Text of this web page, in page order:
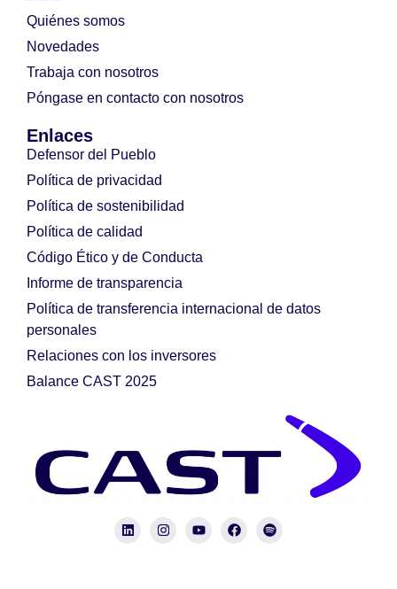
Quiénes somos
Novedades
Trabaja con nosotros
Póngase en contacto con nosotros
Enlaces
Defensor del Pueblo
Política de privacidad
Política de sostenibilidad
Política de calidad
Código Ético y de Conducta
Informe de transparencia
Política de transferencia internacional de datos
personales
Relaciones con los inversores
Balance CAST 2025